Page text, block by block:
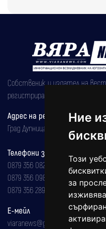
Ние
Този
за
Собственик и издател на
регистрирана на 08.05.2002
Адрес на редакцията
Град Дупница, ул.''Христо Ботев"
Телефони за реклама и
0879 356 082
0879 356 098
0879 356 289
Е-мейл
viaranews@gmail.com